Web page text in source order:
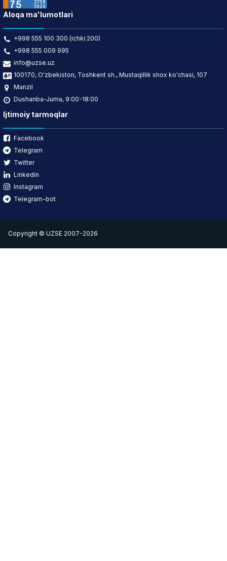
Aloqa ma'lumotlari
+998 555 100 300 (ichki:200)
+998 555 009 995
info@uzse.uz
100170, O'zbekiston, Toshkent sh., Mustaqillik shox ko'chasi, 107
Manzil
Dushanba-Juma, 9:00-18:00
Ijtimoiy tarmoqlar
Facebook
Telegram
Twitter
Linkedin
Instagram
Telegram-bot
Copyright © UZSE 2007-2026